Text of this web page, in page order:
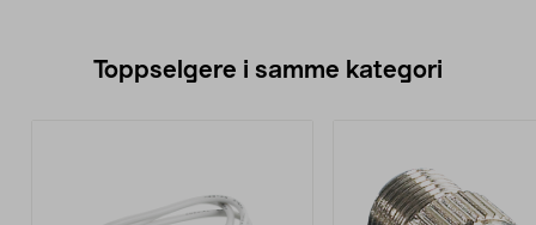
Toppselgere i samme kategori